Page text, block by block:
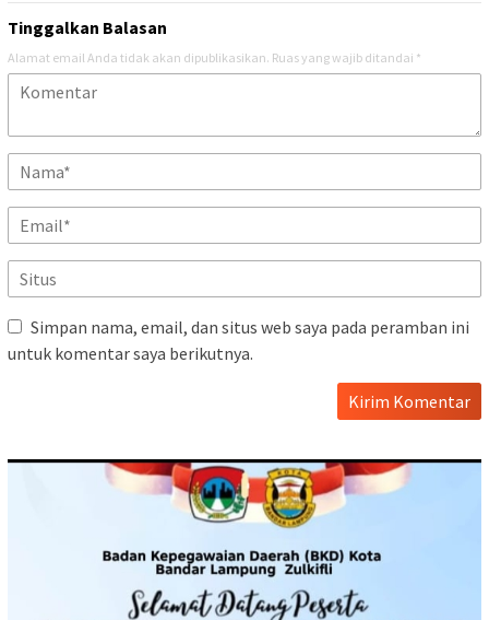
Tinggalkan Balasan
Alamat email Anda tidak akan dipublikasikan. Ruas yang wajib ditandai *
Simpan nama, email, dan situs web saya pada peramban ini
untuk komentar saya berikutnya.